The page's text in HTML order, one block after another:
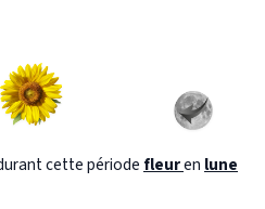
cette période fleuren lune